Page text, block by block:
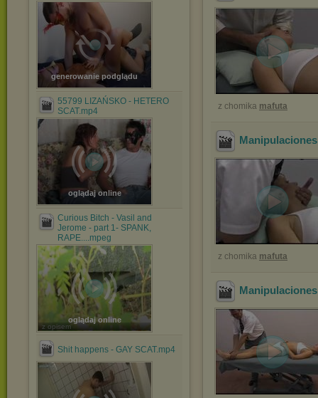
generowanie podglądu
55799 LIZAŃSKO - HETERO
SCAT.mp4
oglądaj online
Curious Bitch - Vasil and
Jerome - part 1- SPANK,
RAPE....mpeg
oglądaj online
z opisem
Shit happens - GAY SCAT.mp4
z chomika mafuta
z chomika mafuta